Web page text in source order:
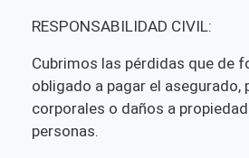
RESPONSABILIDAD CIVIL:
Cubrimos las pérdidas que de
obligado a pagar el asegurado,
corporales o daños a
personas.